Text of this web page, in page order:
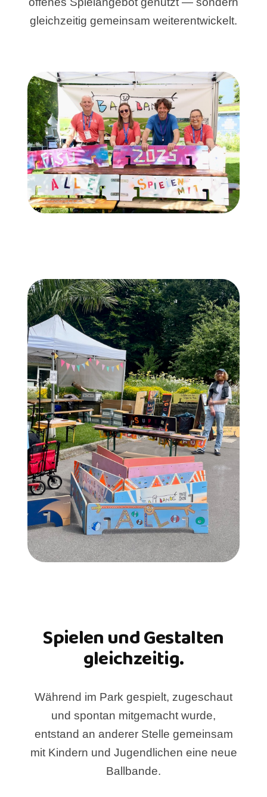
gleichzeitig gemeinsam weiterentwickelt.
Spielen und Gestalten
gleichzeitig.
Während im Park gespielt, zugeschaut
und spontan mitgemacht wurde,
entstand an anderer Stelle gemeinsam
mit Kindern und Jugendlichen eine neue
Ballbande.